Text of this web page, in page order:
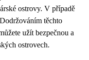
ostrovy. V případě
těchto
užít bezpečnou a
ostrovech.